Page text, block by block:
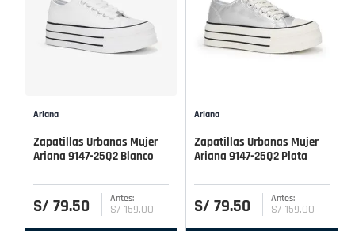
Ariana
Zapatillas Urbanas Mujer
Ariana 9147-25Q2 Blanco
S/ 79.50 S/ 159.00
Ariana
Zapatillas Urbanas Mujer
Ariana 9147-25Q2 Plata
S/ 79.50 S/ 159.00